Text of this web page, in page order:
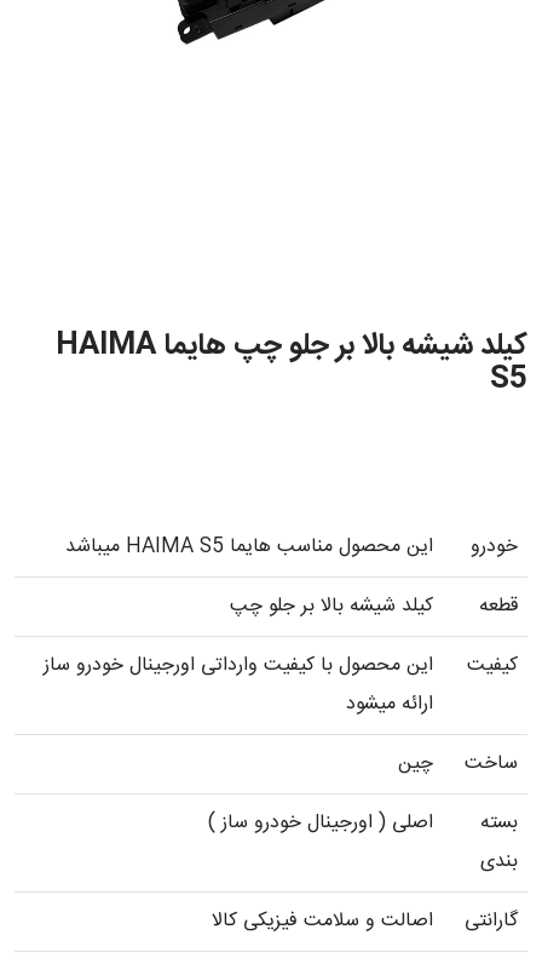
کیلد شیشه بالا بر جلو چپ هایما HAIMA
S5
خودرو
این محصول مناسب هایما HAIMA S5 میباشد
قطعه
کیلد شیشه بالا بر جلو چپ
کیفیت
این محصول با کیفیت وارداتی اورجینال خودرو ساز
ارائه میشود
ساخت
چین
بسته
بندی
اصلی ( اورجینال خودرو ساز )
گارانتی اصالت و سلامت فیزیکی کالا